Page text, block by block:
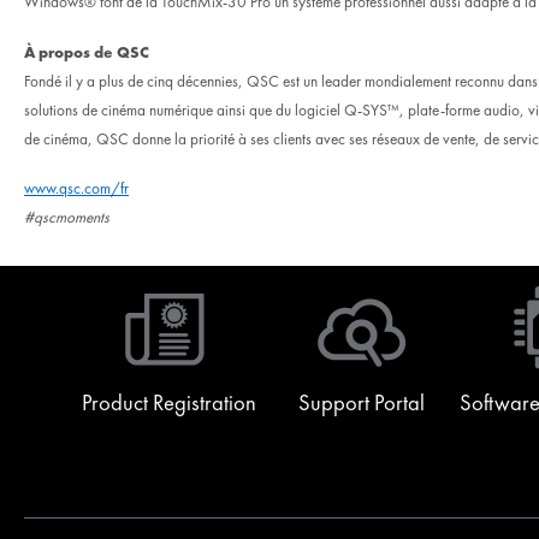
À propos de QSC
Fondé il y a plus de cinq décennies, QSC est un leader mondialement reconnu
solutions de cinéma numérique ainsi que du logiciel Q-SYS™, plate-forme audio,
de cinéma, QSC donne la priorité à ses clients avec ses réseaux de vente, de
www.qsc.com/fr
#qscmoments
Product Registration Support Portal